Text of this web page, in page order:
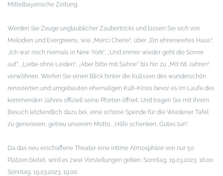
Mittelbayerische Zeitung.
Werden Sie Zeuge unglaublicher Zaubertricks und lassen Sie sich von
Melodien und Evergreens, wie „Merci Cherie“, über „Ein ehrenwertes Haus“,
„Ich war noch niemals in New York“, „Und immer wieder geht die Sonne
auf“, „Liebe ohne Leiden“, „Aber bitte mit Sahne“ bis hin zu „Mit 66 Jahren“,
verwöhnen. Werfen Sie einen Blick hinter die Kulissen des wunderschön
renovierten und umgebauten ehemaligen Kult-Kinos bevor es im Laufe des
kommenden Jahres offiziell seine Pforten öffnet. Und tragen Sie mit Ihrem
Besuch letztendlich dazu bei, eine schöne Spende für die Weidener Tafel
zu generieren, getreu unserem Motto, „Hilfe schenken, Gutes tun“.
Da das neu erschaffene Theater eine intime Atmosphäre von nur 50
Plätzen bietet, wird es zwei Vorstellungen geben: Sonntag, 19.03.2023, 16:00
Sonntag, 19.03.2023, 19:00